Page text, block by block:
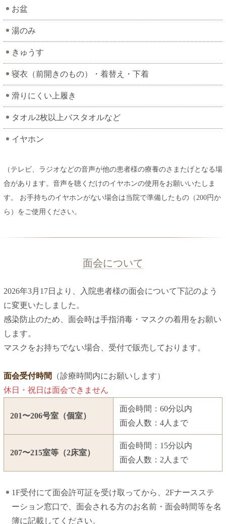
お盆
湯のみ
きゅうす
寝衣（前開きのもの）・着替え・下着
滑りにくい上履き
タオル2枚以上バスタオルなど
イヤホン
（テレビ、ラジオなどの音声が他の患者様の療養のさまたげとなる場
合があります。音声を聴くだけのイヤホンの使用をお願いいたしま
す。 お手持ちのイヤホンがない場合は当院で準備したもの（200円か
ら）をご使用ください。
面会について
2026年3月17日より、入院患者様の面会について下記のよう
に変更いたしました。
感染防止のため、面会時は手指消毒・マスクの着用をお願い
します。
マスクをお持ちでない場合、受付で販売しております。
面会受付時間
（診療時間内にお願いします）
休日・祝日は面会できません
201〜206号室（個室）
面会時間：60分以内
面会人数：4人まで
207〜215室等（2床室）
面会時間：15分以内
面会人数：2人まで
1F受付にて面会許可証を受け取ってから、2Fナースステ
ーション窓口で、面会される方のお名前・面会時間等を名
簿に記載してください。